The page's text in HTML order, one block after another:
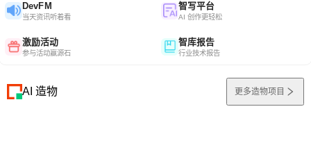
DevFM
当天资讯听着看
智写平台
AI 创作更轻松
激励活动
参与活动赢源石
智库报告
行业技术报告
AI 造物 更多造物项目